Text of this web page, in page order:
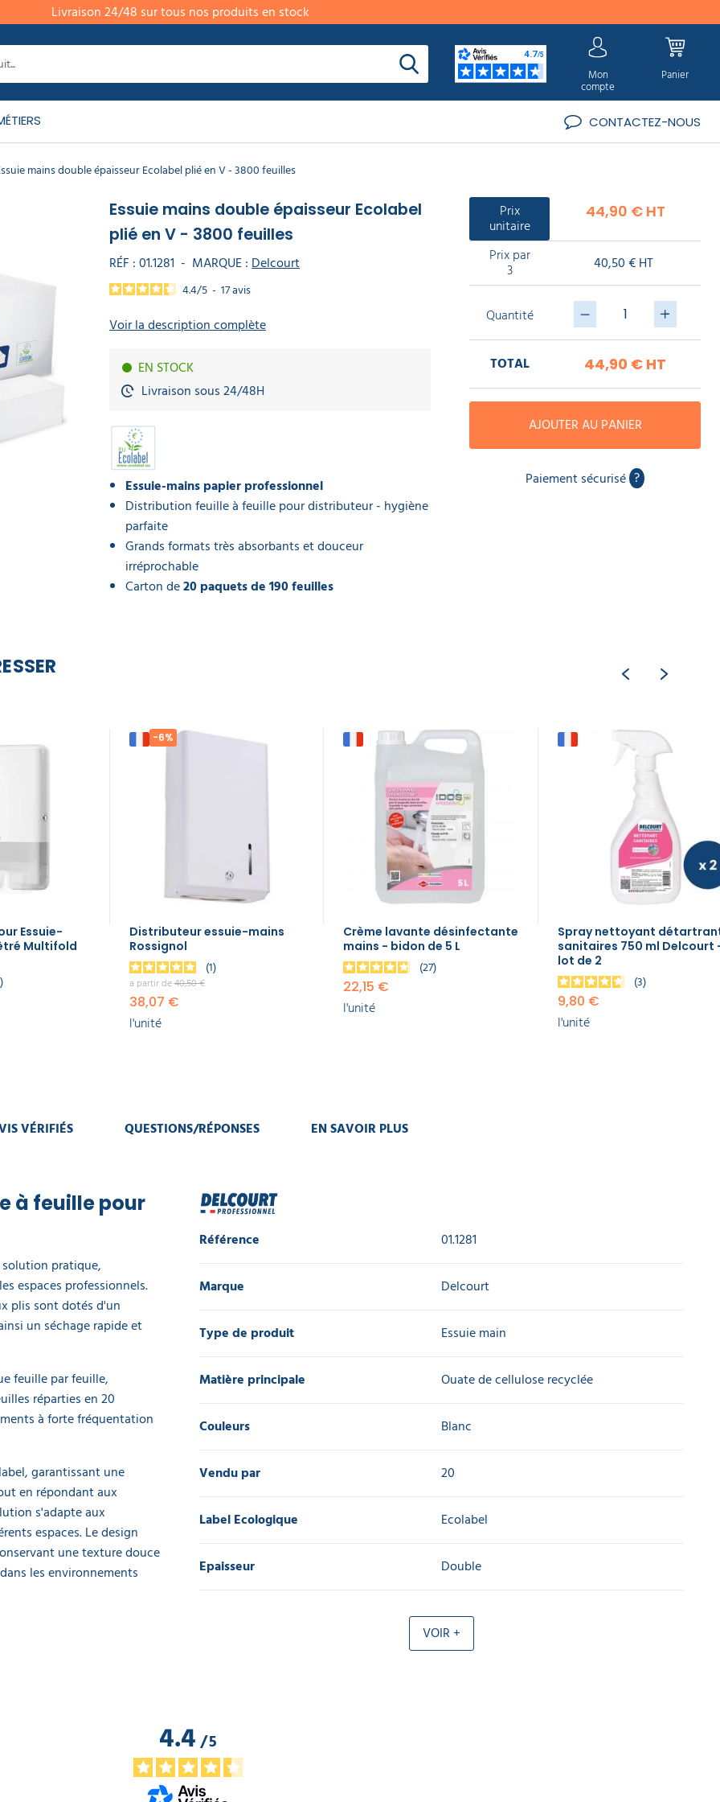
Livraison 24/48 sur tous nos produits en stock
Mon
compte
Panier
CONTACTEZ-NOUS
mains double épaisseur Ecolabel plié en V - 3800 feuilles
Essuie mains double épaisseur Ecolabel
plié en V - 3800 feuilles
RÉF :01.1281 - MARQUE :Delcourt
4.4/5 - 17avis
Voir la description complète
EN STOCK
Livraison sous 24/48H
Essuie-mains papier professionnel
Distribution feuille à feuille pour distributeur - hygiène
parfaite
Grands formats très absorbants et douceur
irréprochable
Carton de20 paquets de 190 feuilles
Prix
unitaire
44,90 € HT
Prix par
3 40,50 € HT
Quantité
TOTAL 44,90 € HT
AJOUTER AU PANIER
Paiement sécurisé ?
Essuie-
Multifold
-6%
Distributeur essuie-mains
Rossignol
1
a partir de40,50 €
38,07 €
l'unité
Crème lavante désinfectante
mains - bidon de 5 L
27
22,15 €
l'unité
Spray nettoyant
sanitaires 750 ml Delcourt
lot de 2
3
9,80 €
l'unité
VÉRIFIÉS QUESTIONS/RÉPONSES EN SAVOIR PLUS
à feuille pour
pratique,
espaces professionnels.
plis sont dotés d'un
un séchage rapide et
feuille par feuille,
réparties en 20
à forte fréquentation
garantissant une
en répondant aux
s'adapte aux
espaces. Le design
une texture douce
les environnements
Référence 01.1281
Marque Delcourt
Type de produit Essuie main
Matière principale Ouate de cellulose recyclée
Couleurs Blanc
Vendu par 20
Label Ecologique Ecolabel
Epaisseur Double
VOIR +
4.4/5